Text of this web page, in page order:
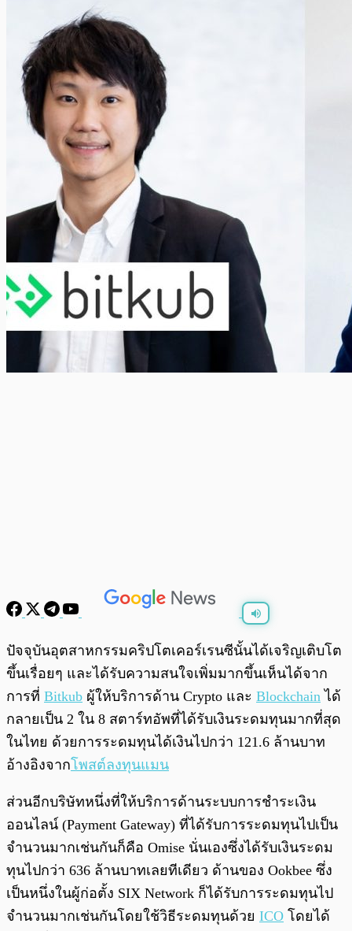
0:00/ 0:00
ปัจจุบันอุตสาหกรรมคริปโตเคอร์เรนซีนั้นได้เจริญเติบโต
ขึ้นเรื่อยๆ และได้รับความสนใจเพิ่มมากขึ้นเห็นได้จาก
การที่ Bitkub ผู้ให้บริการด้าน Crypto และ Blockchain ได้
กลายเป็น 2 ใน 8 สตาร์ทอัพที่ได้รับเงินระดมทุนมากที่สุด
ในไทย ด้วยการระดมทุนได้เงินไปกว่า 121.6 ล้านบาท
อ้างอิงจากโพสต์ลงทุนแมน
ส่วนอีกบริษัทหนึ่งที่ให้บริการด้านระบบการชำระเงิน
ออนไลน์ (Payment Gateway) ที่ได้รับการระดมทุนไปเป็น
จำนวนมากเช่นกันก็คือ Omise นั่นเองซึ่งได้รับเงินระดม
ทุนไปกว่า 636 ล้านบาทเลยทีเดียว ด้านของ Ookbee ซึ่ง
เป็นหนึ่งในผู้ก่อตั้ง SIX Network ก็ได้รับการระดมทุนไป
จำนวนมากเช่นกันโดยใช้วิธีระดมทุนด้วย ICO โดยได้